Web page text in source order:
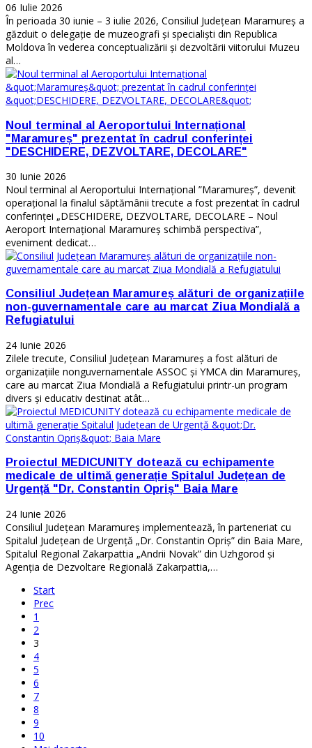
06 Iulie 2026
În perioada 30 iunie – 3 iulie 2026, Consiliul Județean Maramureș a
găzduit o delegație de muzeografi și specialiști din Republica
Moldova în vederea conceptualizării și dezvoltării viitorului Muzeu
al…
Noul terminal al Aeroportului Internațional
"Maramureș" prezentat în cadrul conferinței
"DESCHIDERE, DEZVOLTARE, DECOLARE"
30 Iunie 2026
Noul terminal al Aeroportului Internațional ”Maramureș”, devenit
operațional la finalul săptămânii trecute a fost prezentat în cadrul
conferinței „DESCHIDERE, DEZVOLTARE, DECOLARE – Noul
Aeroport Internațional Maramureș schimbă perspectiva”,
eveniment dedicat…
Consiliul Județean Maramureș alături de organizațiile
non-guvernamentale care au marcat Ziua Mondială a
Refugiatului
24 Iunie 2026
Zilele trecute, Consiliul Județean Maramureș a fost alături de
organizațiile nonguvernamentale ASSOC și YMCA din Maramureș,
care au marcat Ziua Mondială a Refugiatului printr-un program
divers și educativ destinat atât…
Proiectul MEDICUNITY dotează cu echipamente
medicale de ultimă generație Spitalul Județean de
Urgență "Dr. Constantin Opriș" Baia Mare
24 Iunie 2026
Consiliul Județean Maramureș implementează, în parteneriat cu
Spitalul Județean de Urgență „Dr. Constantin Opriș” din Baia Mare,
Spitalul Regional Zakarpattia „Andrii Novak” din Uzhgorod și
Agenția de Dezvoltare Regională Zakarpattia,…
Start
Prec
1
2
3
4
5
6
7
8
9
10